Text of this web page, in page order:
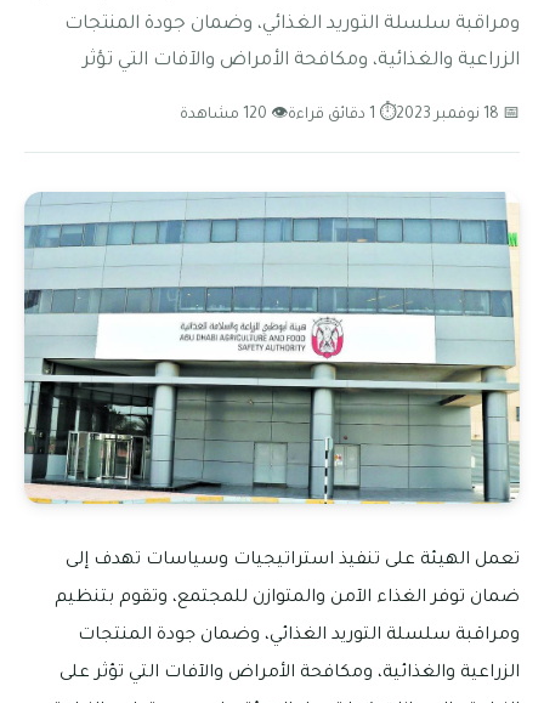
ومراقبة سلسلة التوريد الغذائي، وضمان جودة المنتجات
الزراعية والغذائية، ومكافحة الأمراض والآفات التي تؤثر
📅 18 نوفمبر 2023 ⏱ 1 دقائق قراءة 👁 120 مشاهدة
تعمل الهيئة على تنفيذ استراتيجيات وسياسات تهدف إلى
ضمان توفر الغذاء الآمن والمتوازن للمجتمع، وتقوم بتنظيم
ومراقبة سلسلة التوريد الغذائي، وضمان جودة المنتجات
الزراعية والغذائية، ومكافحة الأمراض والآفات التي تؤثر على